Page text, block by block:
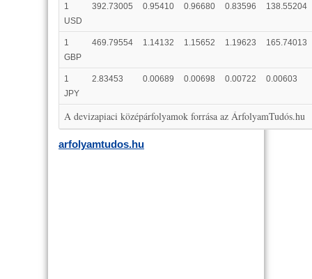
1
USD
392.73005 0.95410 0.96680 0.83596 138.55204
1
GBP
469.79554 1.14132 1.15652 1.19623 165.74013
1
JPY
2.83453 0.00689 0.00698 0.00722 0.00603
A devizapiaci középárfolyamok forrása az ÁrfolyamTudós.hu
arfolyamtudos.hu